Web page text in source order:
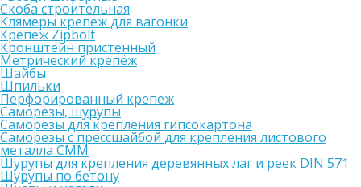
Скоба строительная
Клямеры крепеж для вагонки
Крепеж Zipbolt
Кронштейн пристенный
Метрический крепёж
Шайбы
Шпильки
Перфорированный крепеж
Саморезы, шурупы
Саморезы для крепления гипсокартона
Саморезы с прессшайбой для крепления листового
металла СММ
Шурупы для крепления деревянных лаг и реек DIN 571
Шурупы по бетону